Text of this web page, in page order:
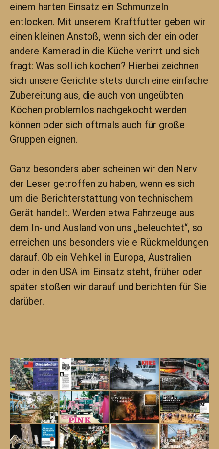
einem harten Einsatz ein Schmunzeln
entlocken. Mit unserem Kraftfutter geben wir
einen kleinen Anstoß, wenn sich der ein oder
andere Kamerad in die Küche verirrt und sich
fragt: Was soll ich kochen? Hierbei zeichnen
sich unsere Gerichte stets durch eine einfache
Zubereitung aus, die auch von ungeübten
Köchen problemlos nachgekocht werden
können oder sich oftmals auch für große
Gruppen eignen.
Ganz besonders aber scheinen wir den Nerv
der Leser getroffen zu haben, wenn es sich
um die Berichterstattung von technischem
Gerät handelt. Werden etwa Fahrzeuge aus
dem In- und Ausland von uns „beleuchtet“, so
erreichen uns besonders viele Rückmeldungen
darauf. Ob ein Vehikel in Europa, Australien
oder in den USA im Einsatz steht, früher oder
später stoßen wir darauf und berichten für Sie
darüber.